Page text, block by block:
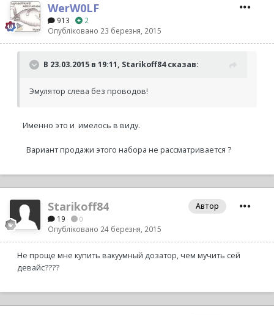
WerW0LF
913
2
Опубліковано 23 березня, 2015
В 23.03.2015 в 19:11, Starikoff84 сказав:
Эмулятор слева без проводов!
Именно это и имелось в виду.
Вариант продажи этого набора не рассматривается ?
Starikoff84
19 0
Опубліковано 24 березня, 2015
Автор
Не проще мне купить вакуумный дозатор, чем мучить сей
девайс????